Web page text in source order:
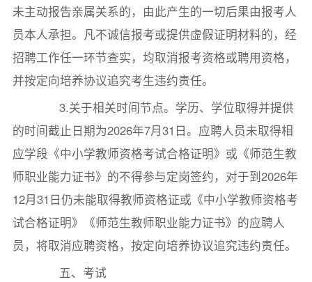
未主动报告亲属关系的，由此产生的一切后果由报考人
员本人承担。凡不诚信报考或提供虚假证明材料的，经
招聘工作任一环节查实，均取消报考资格或聘用资格，
并按定向培养协议追究考生违约责任。
3.关于相关时间节点。学历、学位取得并提供
的时间截止日期为2026年7月31日。应聘人员未取得相
应学段《中小学教师资格考试合格证明》或《师范生教
师职业能力证书》的不得参与定岗签约，对于到2026年
12月31日仍未能取得教师资格证或《中小学教师资格考
试合格证明》《师范生教师职业能力证书》的应聘人
员，将取消应聘资格，按定向培养协议追究违约责任。
五、考试